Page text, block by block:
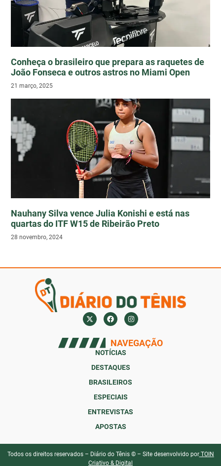
Conheça o brasileiro que prepara as raquetes de
João Fonseca e outros astros no Miami Open
21 março, 2025
Nauhany Silva vence Julia Konishi e está nas
quartas do ITF W15 de Ribeirão Preto
28 novembro, 2024
NAVEGAÇÃO
NOTÍCIAS
DESTAQUES
BRASILEIROS
ESPECIAIS
ENTREVISTAS
APOSTAS
Todos os direitos reservados – Diário do Tênis © – Site desenvolvido por TOIN
Criativo & Digital